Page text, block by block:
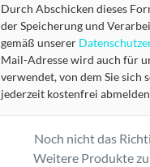
Durch Abschicken dieses
der Speicherung und
gemäß unserer
Mail-Adresse wird auch für
verwendet, von dem Sie sich
jederzeit kostenfrei
Noch nicht das
Weitere Produkte